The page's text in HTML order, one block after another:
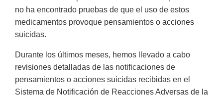
no ha encontrado pruebas de que el uso de estos
medicamentos provoque pensamientos o acciones
suicidas.
Durante los últimos meses, hemos llevado a cabo
revisiones detalladas de las notificaciones de
pensamientos o acciones suicidas recibidas en el
Sistema de Notificación de Reacciones Adversas de la